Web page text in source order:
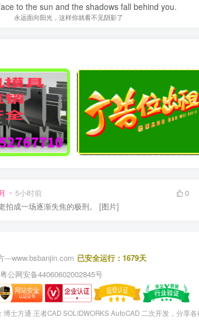
to the sun and the shadows fall behind you.
永远面向阳光，这样你就看不见阴影了
5小时前
0
拍成一场逐渐失焦的极刑。 [图片]
---www.bsbanjin.com 已安全运行：1679天
粤公网安备44060602002845号
士方通 王者CAD SOLIDWORKS AutoCAD 二次开发，分享